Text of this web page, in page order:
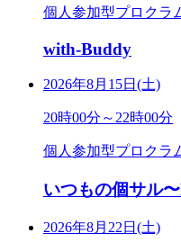
個人参加型プロクラ
with-Buddy
2026年8月15日(土)
20時00分～22時00分
個人参加型プロクラ
いつもの個サル
2026年8月22日(土)